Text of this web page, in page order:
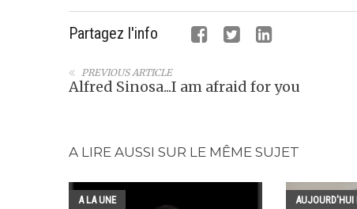
Partagez l'info
PREVIOUS ARTICLE
Alfred Sinosa...I am afraid for you
A LIRE AUSSI SUR LE MÊME SUJET
A LA UNE AUJOURD'HUI